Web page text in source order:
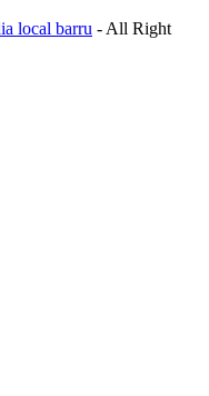
local barru - All Right